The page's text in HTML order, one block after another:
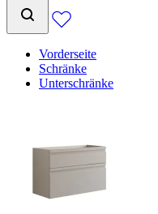
Vorderseite
Schränke
Unterschränke